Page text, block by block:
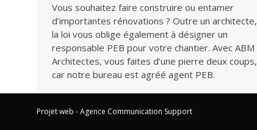
Vous souhaitez faire construire ou entamer
d’importantes rénovations ? Outre un architecte,
la loi vous oblige également à désigner un
responsable PEB pour votre chantier. Avec ABM
Architectes, vous faites d’une pierre deux coups,
car notre bureau est agréé agent PEB.
Projet web -Agence Communication Support